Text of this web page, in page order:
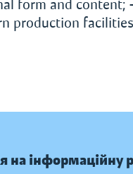
form and
production
на інформаційну